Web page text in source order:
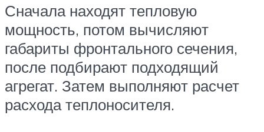
Сначала находят тепловую
мощность, потом вычисляют
габариты фронтального сечения,
после подбирают подходящий
агрегат. Затем выполняют расчет
расхода теплоносителя.